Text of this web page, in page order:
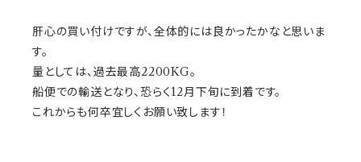
肝心の買い付けですが、全体的には良かったかなと思いま
す。
量としては、過去最高2200KG。
船便での輸送となり、恐らく12月下旬に到着です。
これからも何卒宜しくお願い致します！